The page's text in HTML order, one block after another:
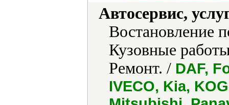
Автосервис,
Востановление
Кузовные
Ремонт. / DAF,
IVECO, Kia,